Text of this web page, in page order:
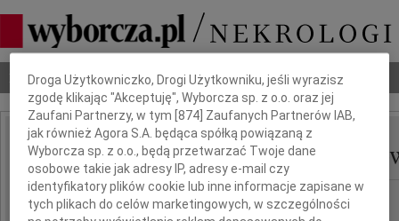
Nekrologi Odeszli Poradnik pogrzebowy
IMIĘ I NAZWISKO: Bogdan Maciej
REGION: cała Polska
Dbamy o Twoją prywatność
Droga Użytkowniczko, Drogi Użytkowniku, jeśli wyrazisz
zgodę klikając "Akceptuję", Wyborcza sp. z o.o. oraz jej
Zaufani Partnerzy, w tym [874 ] Zaufanych Partnerów IAB,
jak również Agora S.A. będąca spółką powiązaną z
Wyborcza sp. z o.o., będą przetwarzać Twoje dane
osobowe takie jak adresy IP, adresy e-mail czy
identyfikatory plików cookie lub inne informacje zapisane w
tych plikach do celów marketingowych, w szczególności